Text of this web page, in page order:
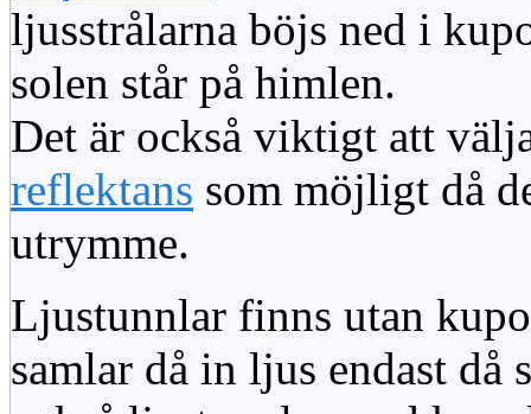
ljusstrålarna böjs ned i
solen står på himlen.
Det är också viktigt att
reflektans som möjligt då
utrymme.
Ljustunnlar finns utan
samlar då in ljus endast då